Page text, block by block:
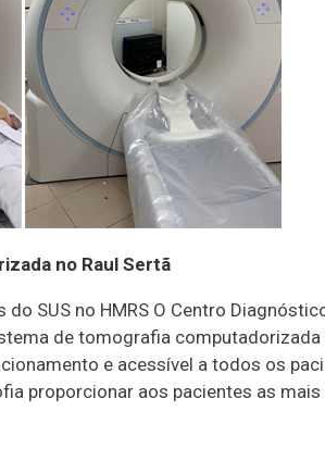
no Raul Sertã
SUS no HMRS O Centro
de tomografia
e acessível a todos os
proporcionar aos pacientes as